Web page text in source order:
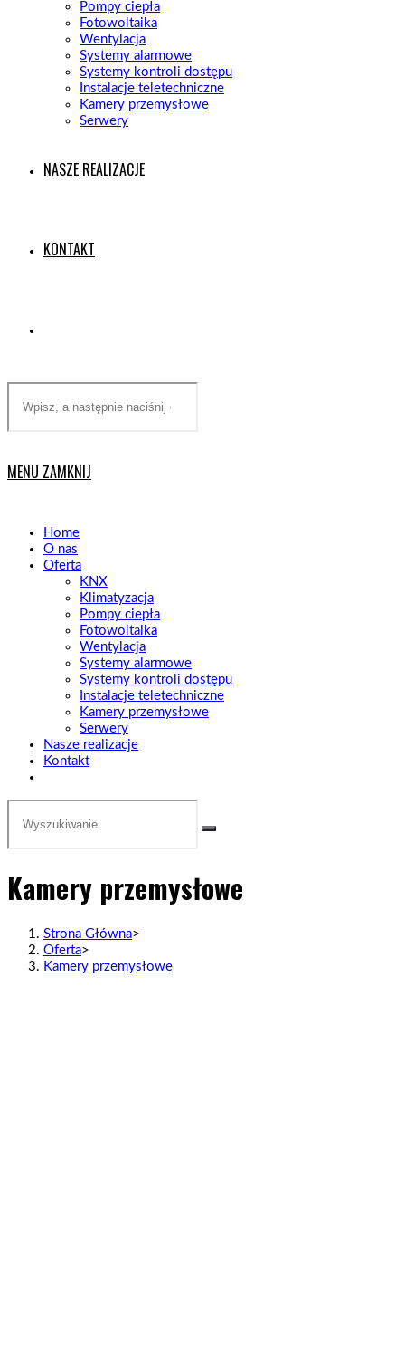
Pompy ciepła
Fotowoltaika
Wentylacja
Systemy alarmowe
Systemy kontroli dostępu
Instalacje teletechniczne
Kamery przemysłowe
Serwery
NASZE REALIZACJE
KONTAKT
this
MENU ZAMKNIJ
Home
O nas
Oferta
KNX
Klimatyzacja
Pompy ciepła
Fotowoltaika
Wentylacja
Systemy alarmowe
Systemy kontroli dostępu
Instalacje teletechniczne
Kamery przemysłowe
Serwery
Nasze realizacje
Kontakt
Kamery przemysłowe
Strona Główna>
Oferta>
Kamery przemysłowe